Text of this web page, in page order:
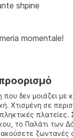
shpine
momentale!
που δεν μοιάζει
Χτισμένη σε
το Παλάτι των